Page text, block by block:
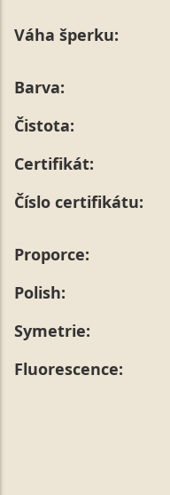
sdělit během jejího
Pro sdělení skladové
Váha šperku:
Barva:
Čistota:
Certifikát:
Číslo certifikátu:
Proporce:
Polish:
Symetrie:
Fluorescence: